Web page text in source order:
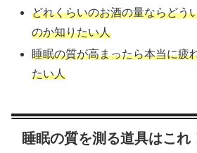
どれくらいのお酒の量ならどう
のか知りたい人
睡眠の質が高まったら本当に疲
たい人
睡眠の質を測る道具はこれ